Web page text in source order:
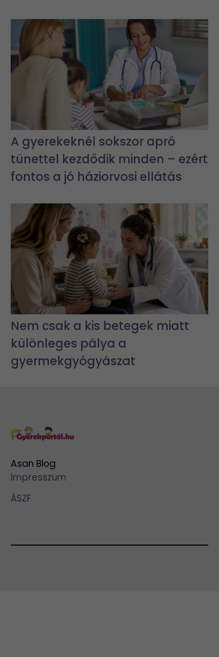
A gyerekeknél sokszor apró
tünettel kezdődik minden – ezért
fontos a jó háziorvosi ellátás
Nem csak a kis betegek miatt
különleges pálya a
gyermekgyógyászat
Asan Blog
Impresszum
ÁSZF